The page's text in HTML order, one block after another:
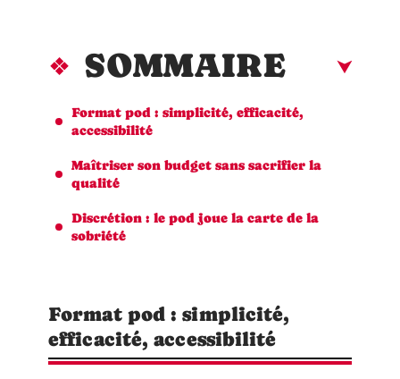
SOMMAIRE
Format pod : simplicité, efficacité,
accessibilité
Maîtriser son budget sans sacrifier la
qualité
Discrétion : le pod joue la carte de la
sobriété
Format pod : simplicité,
efficacité, accessibilité